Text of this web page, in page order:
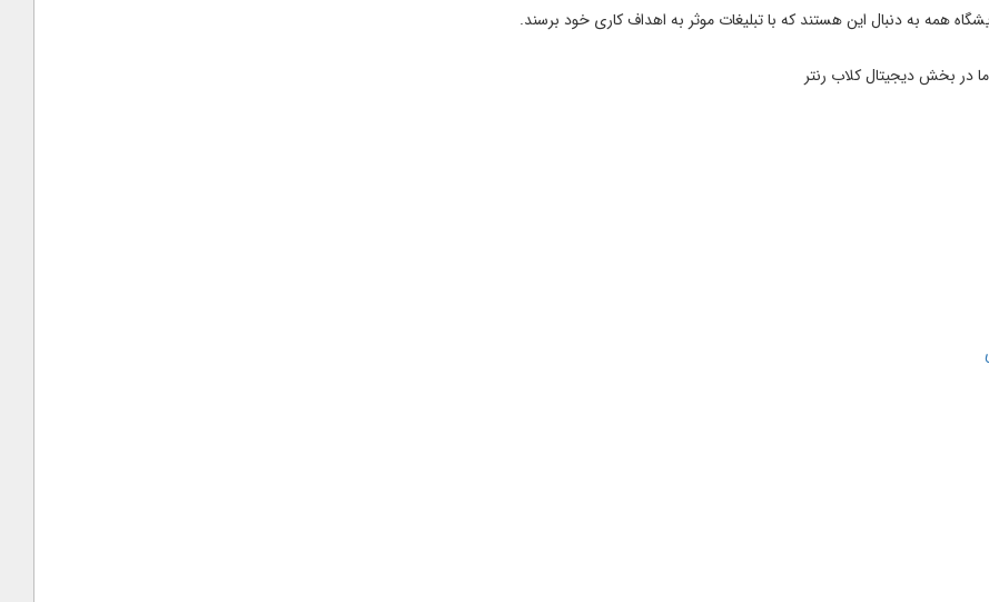
همه به دنبال این هستند که با تبلیغات موثر به اهداف کاری خود برسند.
در بخش دیجیتال کلاب رنتر